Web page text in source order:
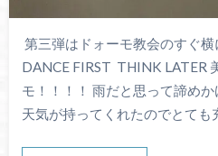
第三弾はドォーモ教会のすぐ
DANCE FIRST THINK LATER
モ！！！！ 雨だと思って諦め
天気が持ってくれたのでとても